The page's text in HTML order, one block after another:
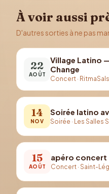
À voir aussi
D'autres sorties à ne pas
22
AOÛT
Village Latino
Change
Concert ·
14
NOV
Soirée latino
Soirée · Les Salles
15
AOÛT
apéro concert
Concert · Saint-